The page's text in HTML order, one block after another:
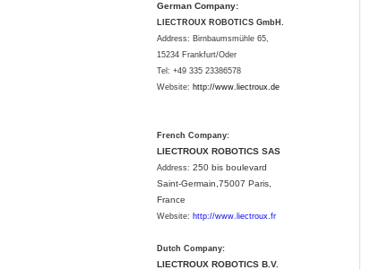
German Company:
LIECTROUX ROBOTICS GmbH.
Address: Birnbaumsmühle 65,
15234 Frankfurt/Oder
Tel: +49 335 23386578
Website: http://www.liectroux.de
French Company:
LIECTROUX ROBOTICS SAS
Address: 250 bis boulevard
Saint-Germain,75007 Paris,
France
Website: http://www.liectroux.fr
Dutch Company:
LIECTROUX ROBOTICS B.V.